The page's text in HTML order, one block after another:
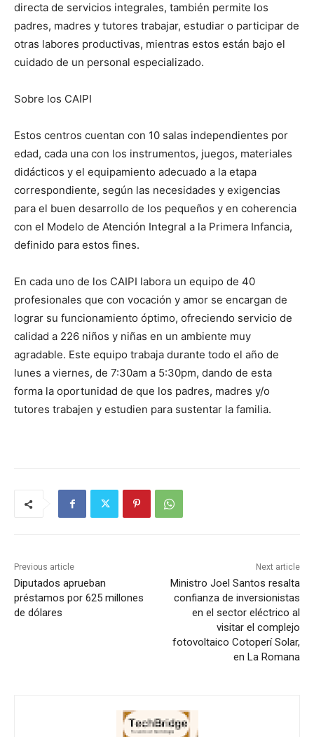
directa de servicios integrales, también permite los
padres, madres y tutores trabajar, estudiar o participar de
otras labores productivas, mientras estos están bajo el
cuidado de un personal especializado.
Sobre los CAIPI
Estos centros cuentan con 10 salas independientes por
edad, cada una con los instrumentos, juegos, materiales
didácticos y el equipamiento adecuado a la etapa
correspondiente, según las necesidades y exigencias
para el buen desarrollo de los pequeños y en coherencia
con el Modelo de Atención Integral a la Primera Infancia,
definido para estos fines.
En cada uno de los CAIPI labora un equipo de 40
profesionales que con vocación y amor se encargan de
lograr su funcionamiento óptimo, ofreciendo servicio de
calidad a 226 niños y niñas en un ambiente muy
agradable. Este equipo trabaja durante todo el año de
lunes a viernes, de 7:30am a 5:30pm, dando de esta
forma la oportunidad de que los padres, madres y/o
tutores trabajen y estudien para sustentar la familia.
Previous article
Diputados aprueban
préstamos por 625 millones
de dólares
Next article
Ministro Joel Santos resalta
confianza de inversionistas
en el sector eléctrico al
visitar el complejo
fotovoltaico Cotoperí Solar,
en La Romana